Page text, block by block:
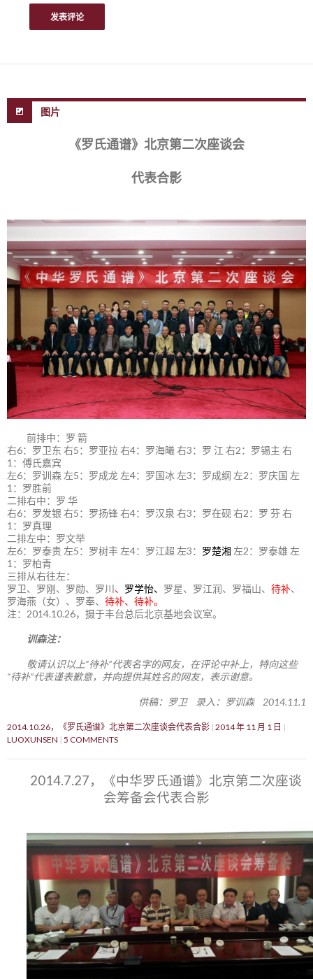
图片
《罗氏通谱》北京第二次座谈会
代表合影
前排中：罗 箭
右6：罗卫东 右5：罗亚拉 右4：罗海曦 右3：罗 江 右2：罗锡主 右
1：傅氏嘉宾
左6：罗训森 左5：罗成龙 左4：罗国冰 左3：罗成纲 左2：罗庆国 左
1：罗胜前
二排右中：罗 华
右6：罗发银 右5：罗扬锋 右4：罗汉泉 右3：罗在砚 右2：罗 芬 右
1：罗真理
二排左中：罗文举
左6：罗泰贵 左5：罗树丰 左4：罗江超 左3： 罗楚湘 左2：罗泰雄 左
1：罗柏青
三排从右往左：
罗卫、罗刚、罗勋、罗川 、 罗学怡、 罗星、罗江润、罗福山、 待补、
罗海燕（女）、罗奉、 待补、待补。
注：2014.10.26，摄于丰台总后北京基地会议室。
训森注：
敬请认识以上“待补”代表名字的网友，在评论中补上，特向这些
“待补”代表谨表歉意，并向提供其姓名的网友，表示谢意。
供稿：罗卫 录入：罗训森 2014.11.1
2014.10.26，《罗氏通谱》北京第二次座谈会代表合影 2014 年 11 月 1 日
LUOXUNSEN 5 COMMENTS
2014.7.27，《中华罗氏通谱》北京第二次座谈
会筹备会代表合影